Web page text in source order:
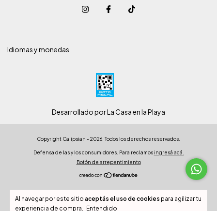
Al navegar por este sitio aceptás el uso de cookies para agilizar tu
experiencia de compra. Entendido
Idiomas y monedas
Desarrollado por La Casa en la Playa
Copyright Calipsian - 2026. Todos los derechos reservados.
Defensa de las y los consumidores. Para reclamos ingresá acá.
Botón de arrepentimiento